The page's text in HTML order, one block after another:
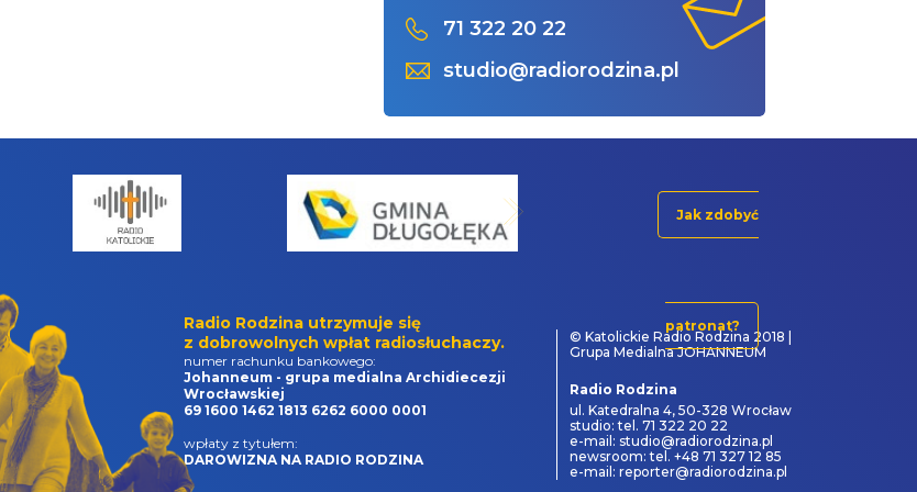
71 322 20 22
studio@radiorodzina.pl
Jak zdobyć
patronat?
Radio Rodzina utrzymuje się
z dobrowolnych wpłat radiosłuchaczy.
numer rachunku bankowego:
Johanneum - grupa medialna Archidiecezji
Wrocławskiej
69 1600 1462 1813 6262 6000 0001
wpłaty z tytułem:
DAROWIZNA NA RADIO RODZINA
© Katolickie Radio Rodzina 2018 |
Grupa Medialna JOHANNEUM
Radio Rodzina
ul. Katedralna 4, 50-328 Wrocław
studio: tel. 71 322 20 22
e-mail: studio@radiorodzina.pl
newsroom: tel. +48 71 327 12 85
e-mail: reporter@radiorodzina.pl